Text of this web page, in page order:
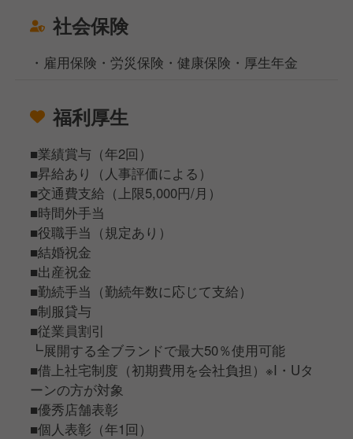
社会保険
・雇用保険・労災保険・健康保険・厚生年金
福利厚生
■業績賞与（年2回）
■昇給あり（人事評価による）
■交通費支給（上限5,000円/月）
■時間外手当
■役職手当（規定あり）
■結婚祝金
■出産祝金
■勤続手当（勤続年数に応じて支給）
■制服貸与
■従業員割引
┗展開する全ブランドで最大50％使用可能
■借上社宅制度（初期費用を会社負担）※I・Uタ
ーンの方が対象
■優秀店舗表彰
■個人表彰（年1回）